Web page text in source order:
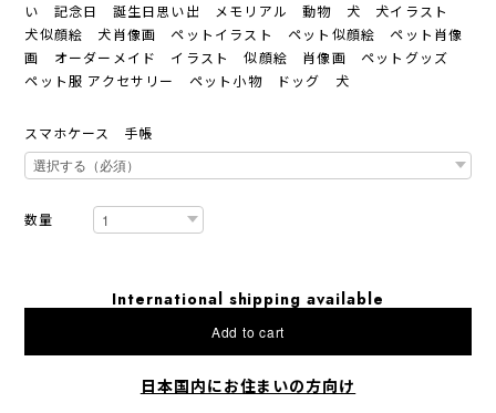
い 記念日 誕生日思い出 メモリアル 動物 犬 犬イラスト
犬似顔絵 犬肖像画 ペットイラスト ペット似顔絵 ペット肖像
画 オーダーメイド イラスト 似顔絵 肖像画 ペットグッズ
ペット服 アクセサリー ペット小物 ドッグ 犬
スマホケース 手帳
数量
International shipping available
Add to cart
日本国内にお住まいの方向け